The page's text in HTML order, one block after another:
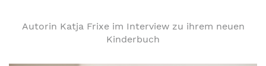
Autorin Katja Frixe im Interview zu ihrem neuen
Kinderbuch